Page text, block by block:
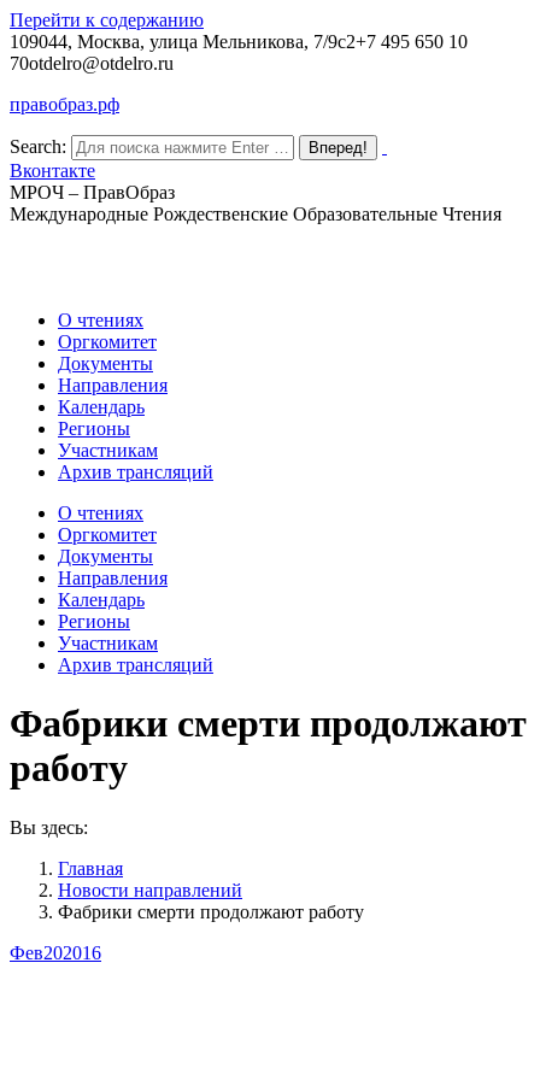
Перейти к содержанию
109044, Москва, улица Мельникова, 7/9с2+7 495 650 10
70otdelro@otdelro.ru
правобраз.рф
Search:
Вконтакте
МРОЧ – ПравОбраз
Международные Рождественские Образовательные Чтения
О чтениях
Оргкомитет
Документы
Направления
Календарь
Регионы
Участникам
Архив трансляций
О чтениях
Оргкомитет
Документы
Направления
Календарь
Регионы
Участникам
Архив трансляций
Фабрики смерти продолжают
работу
Вы здесь:
Главная
Новости направлений
Фабрики смерти продолжают работу
Фев202016